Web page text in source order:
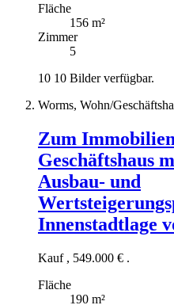
Fläche
156 m²
Zimmer
5
10 10 Bilder verfügbar.
Worms, Wohn/
Zum
Geschäftshaus
Ausbau- und
Innenstadtlage
Kauf , 549.000 € .
Fläche
190 m²